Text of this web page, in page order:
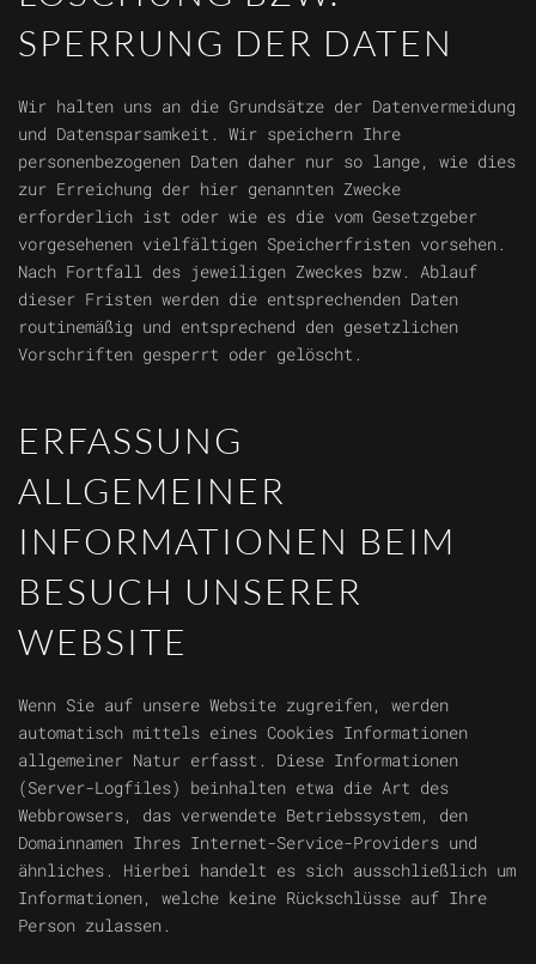
SPERRUNG DER DATEN
Wir halten uns an die Grundsätze der Datenvermeidung
und Datensparsamkeit. Wir speichern Ihre
personenbezogenen Daten daher nur so lange, wie dies
zur Erreichung der hier genannten Zwecke
erforderlich ist oder wie es die vom Gesetzgeber
vorgesehenen vielfältigen Speicherfristen vorsehen.
Nach Fortfall des jeweiligen Zweckes bzw. Ablauf
dieser Fristen werden die entsprechenden Daten
routinemäßig und entsprechend den gesetzlichen
Vorschriften gesperrt oder gelöscht.
ERFASSUNG
ALLGEMEINER
INFORMATIONEN BEIM
BESUCH UNSERER
WEBSITE
Wenn Sie auf unsere Website zugreifen, werden
automatisch mittels eines Cookies Informationen
allgemeiner Natur erfasst. Diese Informationen
(Server-Logfiles) beinhalten etwa die Art des
Webbrowsers, das verwendete Betriebssystem, den
Domainnamen Ihres Internet-Service-Providers und
ähnliches. Hierbei handelt es sich ausschließlich um
Informationen, welche keine Rückschlüsse auf Ihre
Person zulassen.